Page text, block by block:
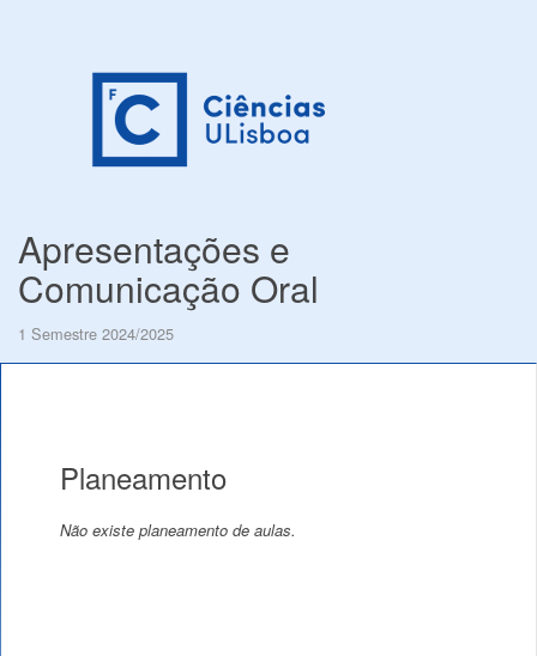
Apresentações e
Comunicação Oral
1 Semestre 2024/2025
Planeamento
Não existe planeamento de aulas.